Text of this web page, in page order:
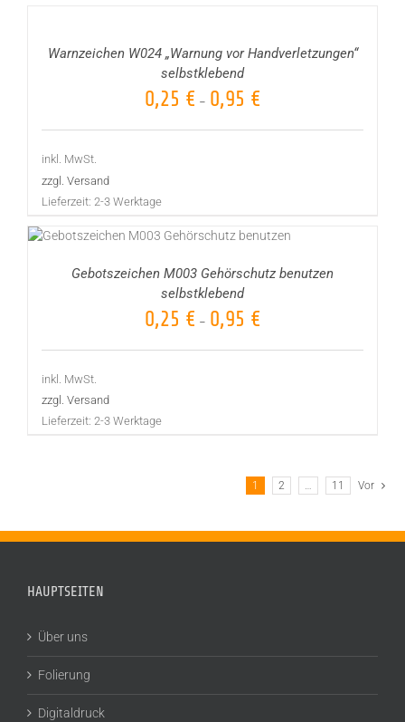
DETAILS
Warnzeichen W024 „Warnung vor Handverletzungen“
selbstklebend
0,25 € – 0,95 €
inkl. MwSt.
zzgl. Versand
Lieferzeit: 2-3 Werktage
Gebotszeichen M003 Gehörschutz benutzen
selbstklebend
0,25 € – 0,95 €
inkl. MwSt.
zzgl. Versand
Lieferzeit: 2-3 Werktage
1 2 … 11 Vor
HAUPTSEITEN
Über uns
Folierung
Digitaldruck